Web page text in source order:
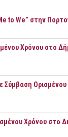
to We” στην
Χρόνου στο
Σύμβαση
Χρόνου στο